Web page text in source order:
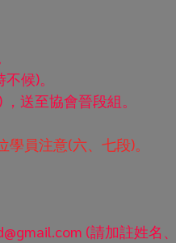
候)。
送至協會晉段組。
員注意(六、七段)。
(請加註姓名